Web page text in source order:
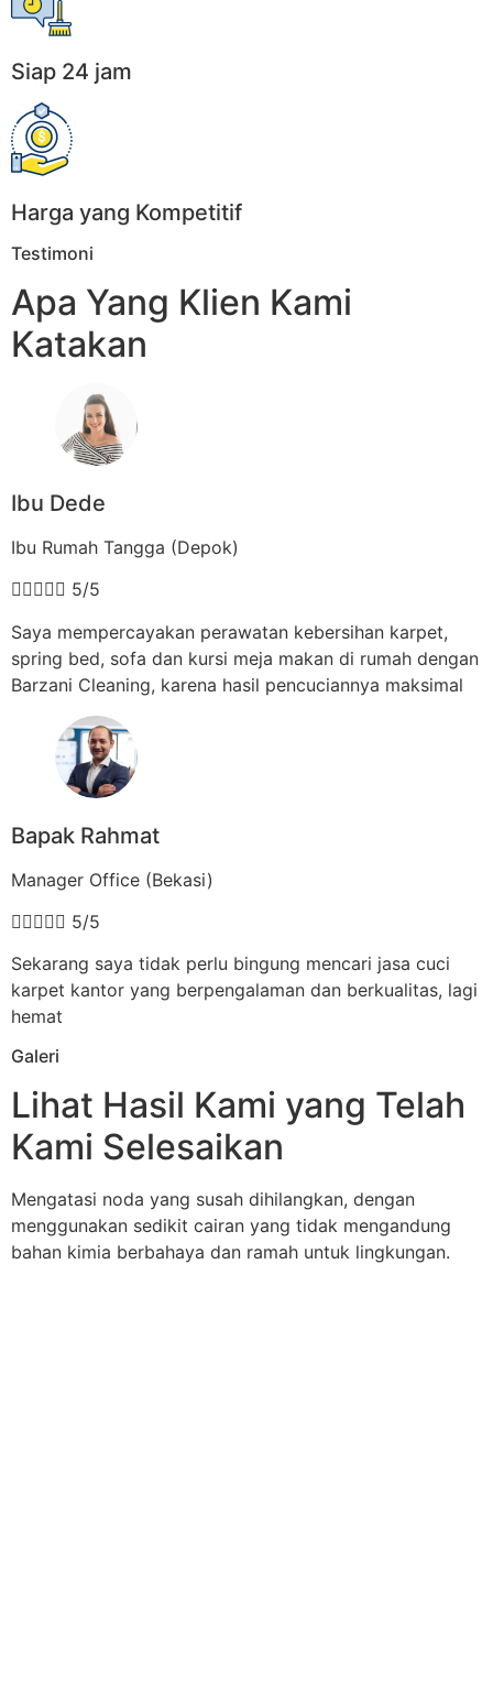
Siap 24 jam
Harga yang Kompetitif
Testimoni
Apa Yang Klien Kami
Katakan
Ibu Dede
Ibu Rumah Tangga (Depok)
 5/5
Saya mempercayakan perawatan kebersihan karpet,
spring bed, sofa dan kursi meja makan di rumah dengan
Barzani Cleaning, karena hasil pencuciannya maksimal
Bapak Rahmat
Manager Office (Bekasi)
 5/5
Sekarang saya tidak perlu bingung mencari jasa cuci
karpet kantor yang berpengalaman dan berkualitas, lagi
hemat
Galeri
Lihat Hasil Kami yang Telah
Kami Selesaikan
Mengatasi noda yang susah dihilangkan, dengan
menggunakan sedikit cairan yang tidak mengandung
bahan kimia berbahaya dan ramah untuk lingkungan.